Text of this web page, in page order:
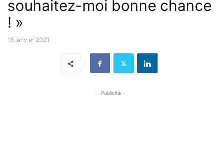
souhaitez-moi bonne chance
! »
15 janvier 2021
- Publicité -